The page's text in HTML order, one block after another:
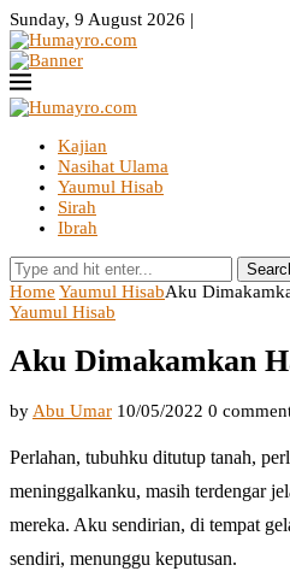
Sunday, 9 August 2026 |
Kajian
Nasihat Ulama
Yaumul Hisab
Sirah
Ibrah
Home Yaumul HisabAku
Yaumul Hisab
Aku Dimakamkan
by Abu Umar 10/05/2022 0
Perlahan, tubuhku ditutup tanah,
meninggalkanku, masih terdengar
mereka. Aku sendirian, di tempat
sendiri, menunggu keputusan.